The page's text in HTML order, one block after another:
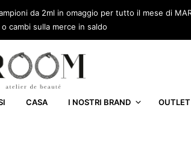
da 2ml in omaggio per tutto il mese di
cambi sulla merce in saldo
CASA I NOSTRI BRAND OUTLET